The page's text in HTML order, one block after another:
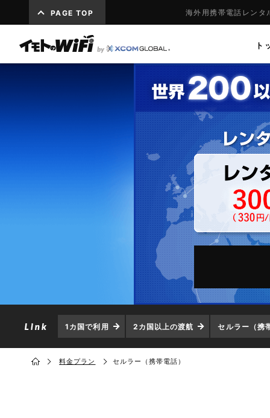
海外用携帯電話レンタ
PAGE TOP
ト
1カ国で利用 2カ国以上の渡航 セルラー（携
料金プラン セルラー（携帯電話）